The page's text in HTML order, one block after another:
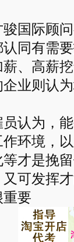
际顾问
同有需
、高薪
业则认
为，能
环境，
才是挽
可发挥
要